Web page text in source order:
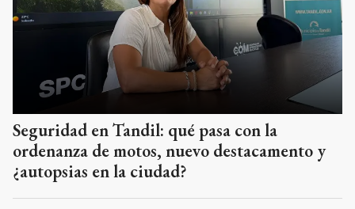
Seguridad en Tandil: qué pasa con la
ordenanza de motos, nuevo destacamento y
¿autopsias en la ciudad?